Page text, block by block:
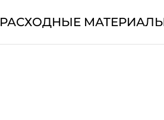
РАСХОДНЫЕ